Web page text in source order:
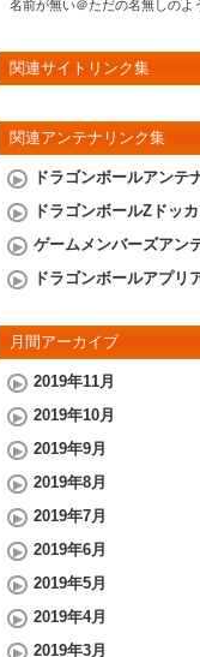
名前が無い＠ただの名無しのよ
関連サイトリンク集
関連アンテナリンク集
ドラゴンボールアンテ
ドラゴンボールZドッ
ゲームメンバーズアン
ドラゴンボールアプリ
月間アーカイブ
2019年11月
2019年10月
2019年9月
2019年8月
2019年7月
2019年6月
2019年5月
2019年4月
2019年3月